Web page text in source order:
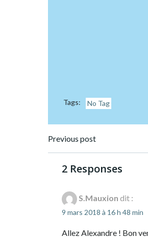
Tags: No Tag
Post
navigation
Previous post
2 Responses
S.Mauxion dit :
9 mars 2018 à 16 h 48 min
Allez Alexandre ! Bon